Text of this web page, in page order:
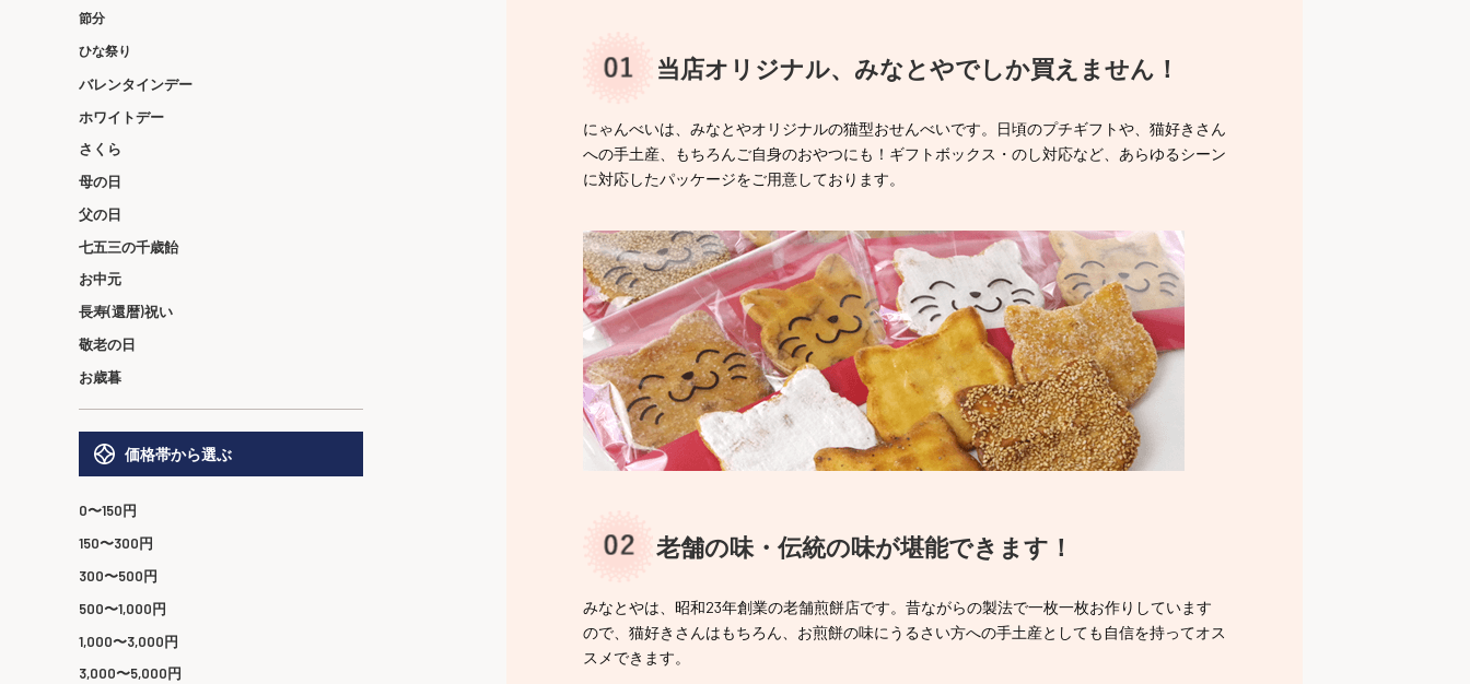
節分
ひな祭り
バレンタインデー
ホワイトデー
さくら
母の日
父の日
七五三の千歳飴
お中元
長寿(還暦)祝い
敬老の日
お歳暮
価格帯から選ぶ
0〜150円
150〜300円
300〜500円
500〜1,000円
1,000〜3,000円
3,000〜5,000円
当店オリジナル、みなとやでしか買えません！
にゃんべいは、みなとやオリジナルの猫型おせんべいです。日頃のプチギフトや、猫好きさん
への手土産、もちろんご自身のおやつにも！ギフトボックス・のし対応など、あらゆるシーン
に対応したパッケージをご用意しております。
老舗の味・伝統の味が堪能できます！
みなとやは、昭和23年創業の老舗煎餅店です。昔ながらの製法で一枚一枚お作りしています
ので、猫好きさんはもちろん、お煎餅の味にうるさい方への手土産としても自信を持ってオス
スメできます。